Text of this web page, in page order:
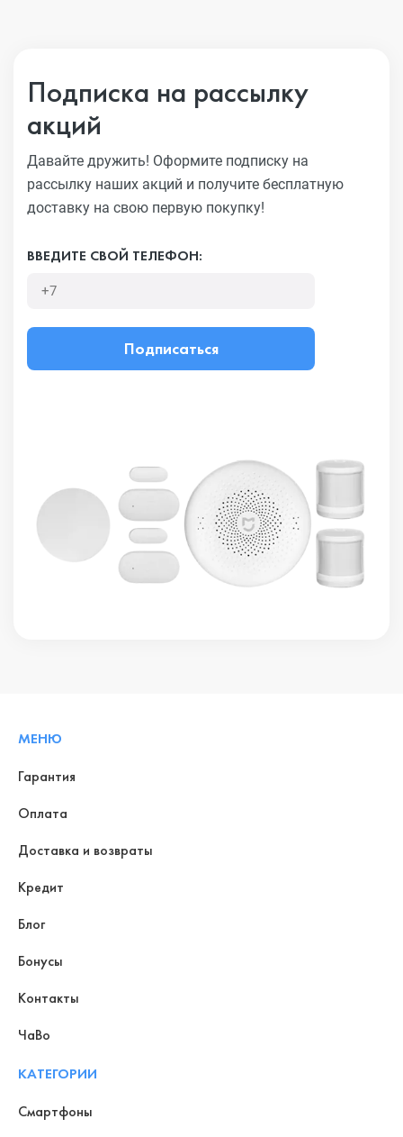
Подписка на рассылку
акций
Давайте дружить! Оформите подписку на
рассылку наших акций и получите бесплатную
доставку на свою первую покупку!
ВВЕДИТЕ СВОЙ ТЕЛЕФОН:
Подписаться
МЕНЮ
Гарантия
Оплата
Доставка и возвраты
Кредит
Блог
Бонусы
Контакты
ЧаВо
КАТЕГОРИИ
Смартфоны